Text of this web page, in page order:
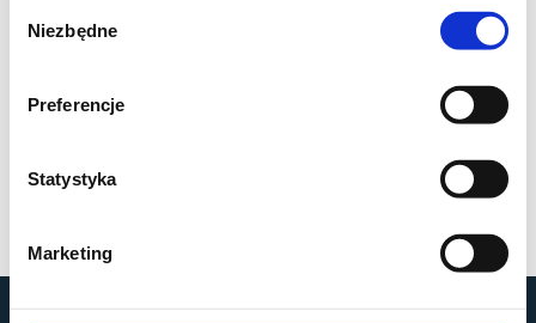
zgody
Niezbędne
Preferencje
Statystyka
Marketing